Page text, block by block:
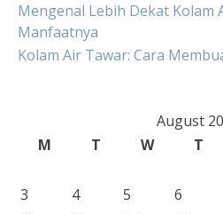
Mengenal Lebih Dekat Kolam
Manfaatnya
Kolam Air Tawar: Cara
August
M
T W T
3
4 5 6